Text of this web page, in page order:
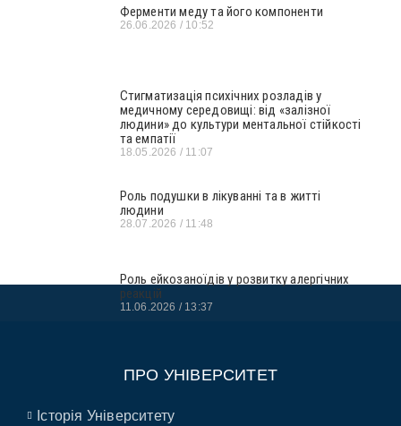
Ферменти меду та його компоненти
26.06.2026 10:52
Стигматизація психічних розладів у
медичному середовищі: від «залізної
людини» до культури ментальної стійкості
та емпатії
18.05.2026 11:07
Роль подушки в лікуванні та в житті
людини
28.07.2026 11:48
Роль ейкозаноїдів у розвитку алергічних
реакцій
11.06.2026 13:37
ПРО УНІВЕРСИТЕТ
Історія Університету